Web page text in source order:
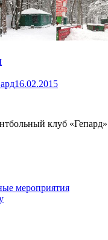
16.02.2015
клуб «Гепард»
мероприятия